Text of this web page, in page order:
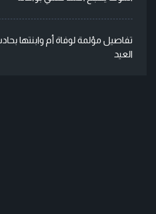
تفاصيل مؤلمة لوفاة أم وابنتها
العيد